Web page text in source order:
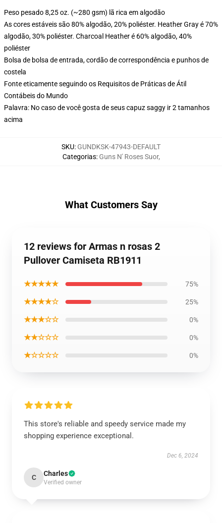
Peso pesado 8,25 oz. (~280 gsm) lã rica em algodão
As cores estáveis são 80% algodão, 20% poliéster. Heather Gray é 70%
algodão, 30% poliéster. Charcoal Heather é 60% algodão, 40%
poliéster
Bolsa de bolsa de entrada, cordão de correspondência e punhos de
costela
Fonte eticamente seguindo os Requisitos de Práticas de Átil
Contábeis do Mundo
Palavra: No caso de você gosta de seus capuz saggy ir 2 tamanhos
acima
SKU: GUNDKSK-47943-DEFAULT
Categorias: Guns N' Roses Suor,
What Customers Say
12 reviews for Armas n rosas 2
Pullover Camiseta RB1911
★★★★★ 75%
★★★★☆ 25%
★★★☆☆ 0%
★★☆☆☆ 0%
★☆☆☆☆ 0%
This store's reliable and speedy service made my
shopping experience exceptional.
Dec 6, 2024
C Charles
Verified owner